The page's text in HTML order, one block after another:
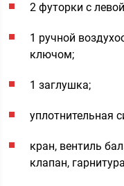
2 футорки с
1 ручной
ключом;
1 заглушка;
уплотнительная
кран, вентиль
клапан,